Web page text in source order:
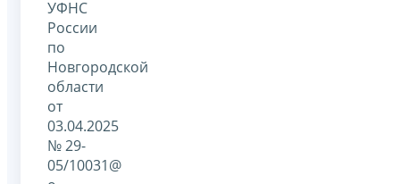
УФНС
России
по
Новгородской
области
от
03.04.2025
№ 29-
05/10031@